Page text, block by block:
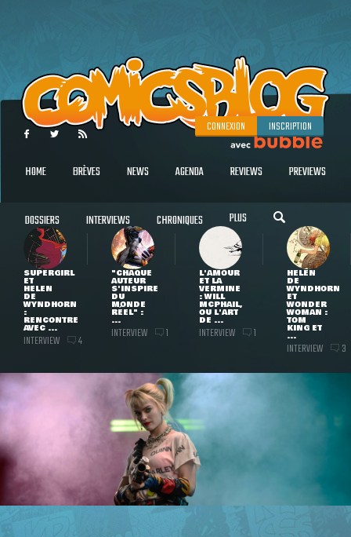
CONNEXION INSCRIPTION
HOME BRÈVES NEWS AGENDA REVIEWS PREVIEWS
DOSSIERS INTERVIEWS CHRONIQUES PLUS
SUPERGIRL
ET
HELEN
DE
WYNDHORN
:
RENCONTRE
AVEC ...
INTERVIEW 4
"CHAQUE
AUTEUR
S'INSPIRE
DU
MONDE
RÉEL" :
...
INTERVIEW 1
L'AMOUR
ET LA
VERMINE
: WILL
MCPHAIL,
OU L'ART
DE ...
INTERVIEW 1
HELEN
DE
WYNDHORN
ET
WONDER
WOMAN :
TOM
KING ET
...
INTERVIEW 3